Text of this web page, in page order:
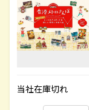
当社在庫切れ